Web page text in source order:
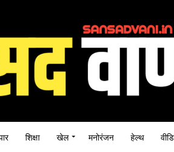
शिक्षा खेल मनोरंजन हेल्थ